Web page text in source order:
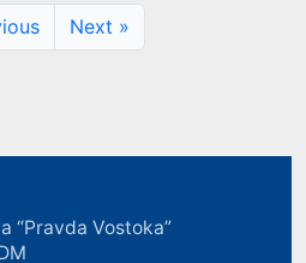
Next »
“Pravda Vostoka”